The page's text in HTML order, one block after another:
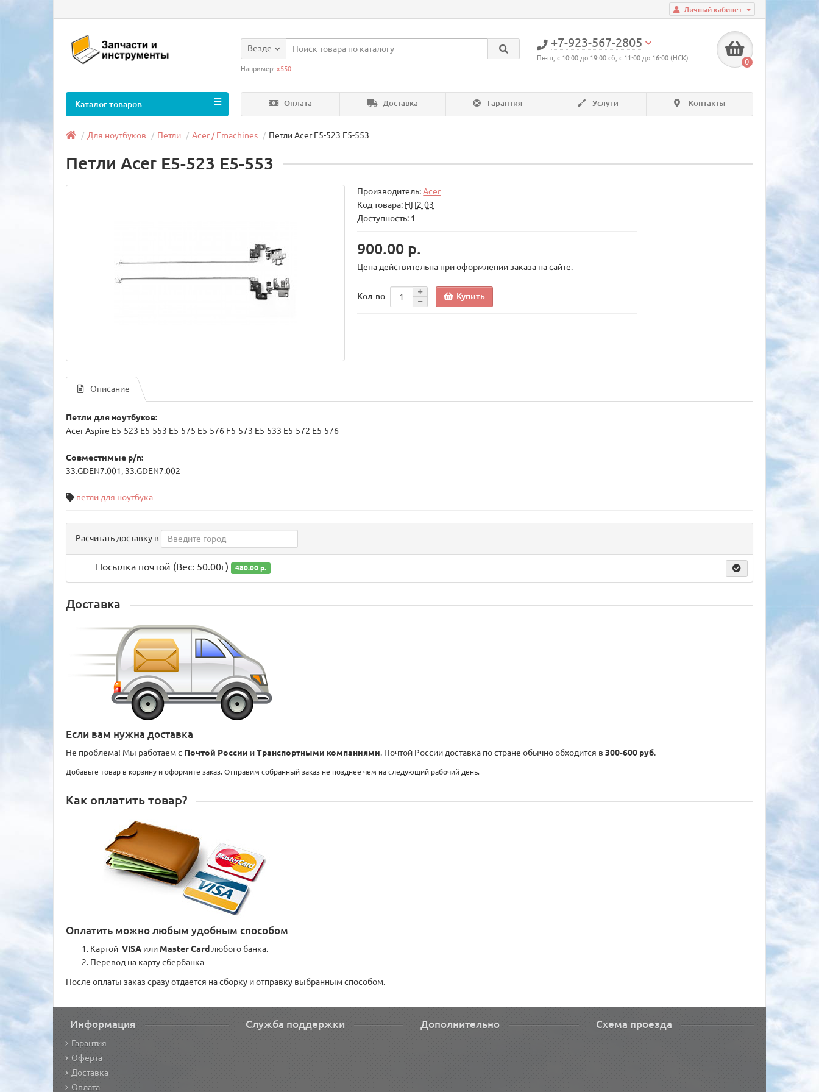
Личный кабинет
+7-923-567-2805
Пн-пт, с 10:00 до 19:00 сб, с 11:00 до 16:00 (НСК) 0
Везде
Например: x550
Оплата Доставка Гарантия Услуги Контакты
Каталог товаров
Для ноутбуков Петли Acer / Emachines Петли Acer E5-523 E5-553
Петли Acer E5-523 E5-553
Производитель:Acer
Код товара: НП2-03
Доступность: 1
900.00 р.
Цена действительна при оформлении заказа на сайте.
Кол-во Купить
Описание
Петли для ноутбуков:
Acer Aspire E5-523 E5-553 E5-575 E5-576 F5-573 E5-533 E5-572 E5-576
Совместимые p/n:
33.GDEN7.001, 33.GDEN7.002
петли для ноутбука
Расчитать доставку в
Посылка почтой (Вес: 50.00г) 480.00 р.
Доставка
Если вам нужна доставка
Не проблема! Мы работаем с Почтой России иТранспортными компаниями. Почтой России доставка по стране обычно обходится в 300-600 руб.
Добавьте товар в корзину и оформите заказ. Отправим собранный заказ не позднее чем на следующий рабочий день.
Как оплатить товар?
Оплатить можно любым удобным способом
Картой VISA или Master Card любого банка.
Перевод на карту сбербанка
После оплаты заказ сразу отдается на сборку и отправку выбранным способом.
Информация
Гарантия
Оферта
Доставка
Оплата
Служба поддержки Дополнительно Схема проезда